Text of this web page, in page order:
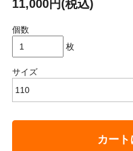
11,000円(税込)
個数
枚
サイズ
カート